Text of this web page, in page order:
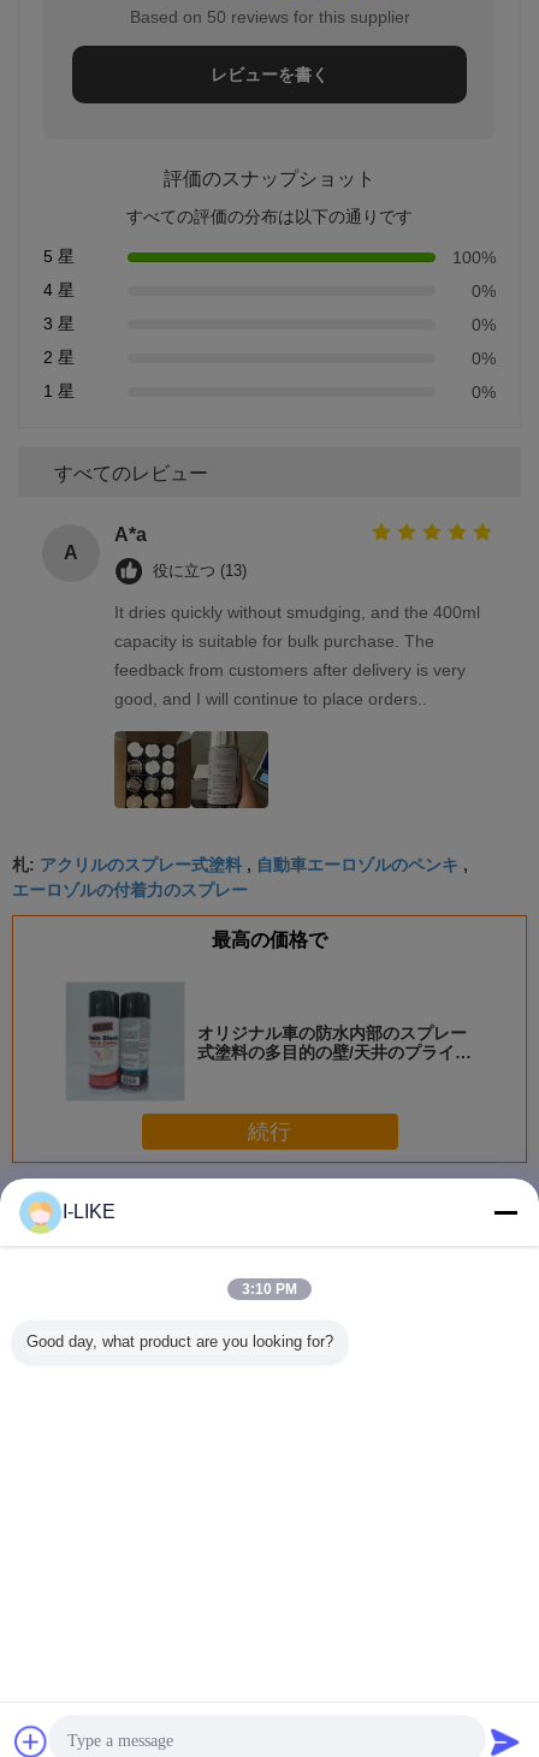
Based on 50 reviews for this supplier
レビューを書く
評価のスナップショット
すべての評価の分布は以下の通りです
5 星
100%
4 星
0%
3 星
0%
2 星
0%
1 星
0%
すべてのレビュー
A
A*a
役に立つ (13)
It dries quickly without smudging, and the 400ml
capacity is suitable for bulk purchase. The
feedback from customers after delivery is very
good, and I will continue to place orders..
札: アクリルのスプレー式塗料 , 自動車エーロゾルのペンキ ,
エーロゾルの付着力のスプレー
最高の価格で
オリジナル車の防水内部のスプレー
式塗料の多目的の壁/天井のプライマ
続行
多くスプレーのペンキ
衝撃耐性 快速乾燥
金属やプラスチッ
防水 2k エアゾー
ル スプレー ペイ
チャット
I-LIKE
3:10 PM
Good day, what product are you looking for?